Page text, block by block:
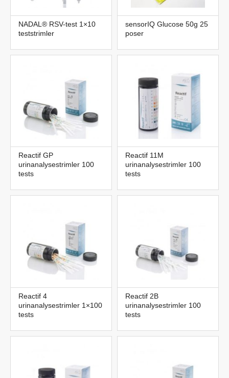
NADAL® RSV-test 1×10
teststrimler
sensorIQ Glucose 50g 25
poser
Reactif GP
urinanalysestrimler 100
tests
Reactif 11M
urinanalysestrimler 100
tests
Reactif 4
urinanalysestrimler 1×100
tests
Reactif 2B
urinanalysestrimler 100
tests